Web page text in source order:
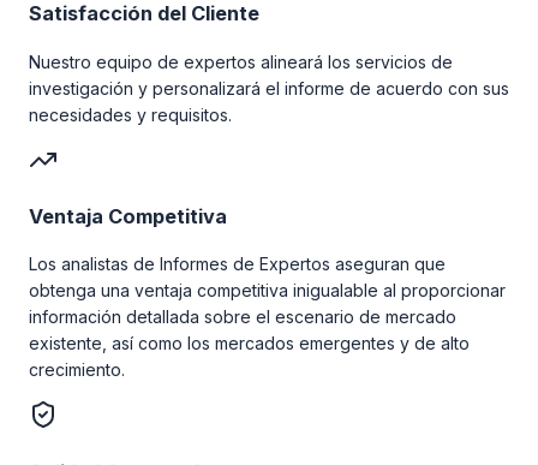
Satisfacción del Cliente
Nuestro equipo de expertos alineará los servicios de
investigación y personalizará el informe de acuerdo con sus
necesidades y requisitos.
Ventaja Competitiva
Los analistas de Informes de Expertos aseguran que
obtenga una ventaja competitiva inigualable al proporcionar
información detallada sobre el escenario de mercado
existente, así como los mercados emergentes y de alto
crecimiento.